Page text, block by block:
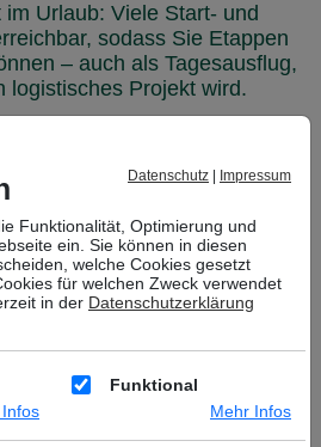
Urlaub: Viele Start- und
sodass Sie Etappen
– auch als Tagesausflug,
logistisches Projekt wird.
Vielfalt lieben – und die
Urlaubstag nicht durch
Wege, Ausblicke und
wird.
Datenschutz | Impressum
Funktionalität, Optimierung und
ein. Sie können in diesen
welche Cookies gesetzt
für welchen Zweck verwendet
in der Datenschutzerklärung
Funktional
Mehr Infos